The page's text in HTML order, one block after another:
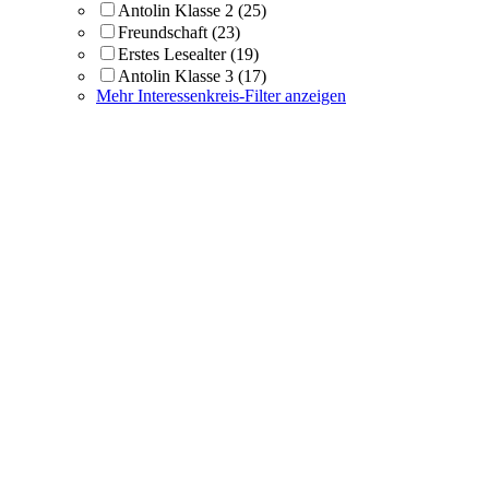
Antolin Klasse 2 (25)
Freundschaft (23)
Erstes Lesealter (19)
Antolin Klasse 3 (17)
Mehr Interessenkreis-Filter anzeigen